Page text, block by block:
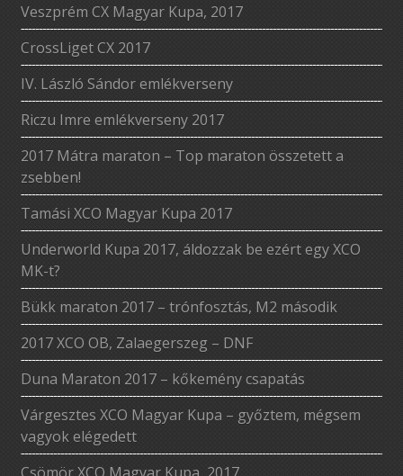
Veszprém CX Magyar Kupa, 2017
CrossLiget CX 2017
IV. László Sándor emlékverseny
Riczu Imre emlékverseny 2017
2017 Mátra maraton – Top maraton összetett a
zsebben!
Tamási XCO Magyar Kupa 2017
Underworld Kupa 2017, áldozzak be ezért egy XCO
MK-t?
Bükk maraton 2017 – trónfosztás, M2 második
2017 XCO OB, Zalaegerszeg – DNF
Duna Maraton 2017 – kőkemény csapatás
Várgesztes XCO Magyar Kupa – győztem, mégsem
vagyok elégedett
Csömör XCO Magyar Kupa, 2017